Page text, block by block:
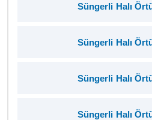
Süngerli Halı
Süngerli Halı
Süngerli Halı
Süngerli Halı